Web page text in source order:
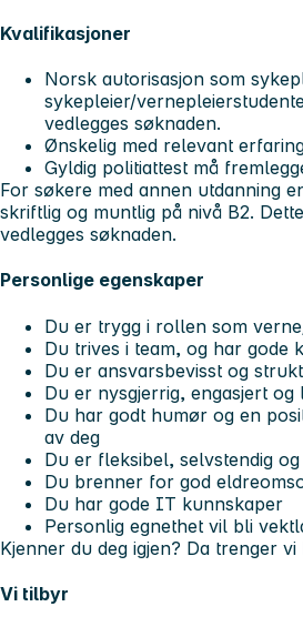
Kvalifikasjoner
Norsk autorisasjon som
sykepleier/
vedlegges søknaden.
Ønskelig med relevant
Gyldig politiattest må
For søkere med annen utdanning
skriftlig og muntlig på nivå B2.
vedlegges søknaden.
Personlige egenskaper
Du er trygg i rollen som
Du trives i team, og har gode
Du er ansvarsbevisst og
Du er nysgjerrig, engasjert
Du har godt humør og en
av deg
Du er fleksibel, selvstendig
Du brenner for god
Du har gode IT kunnskaper
Personlig egnethet vil bli
Kjenner du deg igjen? Da trenger vi
Vi tilbyr